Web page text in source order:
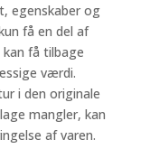
egenskaber og
få en del af
få tilbage
værdi.
i den originale
mangler, kan
af varen.